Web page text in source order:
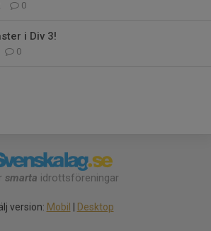
0
i Div 3!
0
smarta idrottsföreningar
version: Mobil | Desktop